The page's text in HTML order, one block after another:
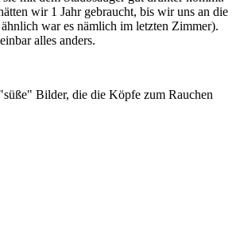
wir 1 Jahr gebraucht, bis wir uns an die
ähnlich war es nämlich im letzten Zimmer).
alles anders.
Bilder, die die Köpfe zum Rauchen